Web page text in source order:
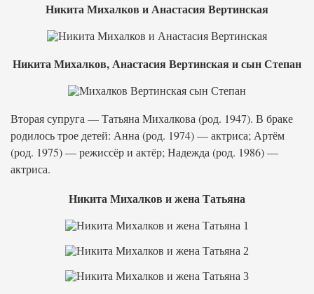
Никита Михалков и Анастасия Вертинская
Никита Михалков, Анастасия Вертинская и сын Степан
Вторая супруга — Татьяна Михалкова (род. 1947). В браке
родилось трое детей: Анна (род. 1974) — актриса; Артём
(род. 1975) — режиссёр и актёр; Надежда (род. 1986) —
актриса.
Никита Михалков и жена Татьяна